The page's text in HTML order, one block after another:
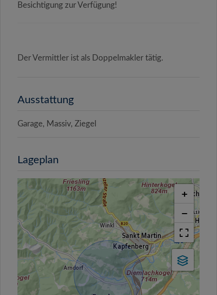
Besichtigung zur Verfügung!
Der Vermittler ist als Doppelmakler tätig.
Ausstattung
Garage Massiv Ziegel
Lageplan
+
−